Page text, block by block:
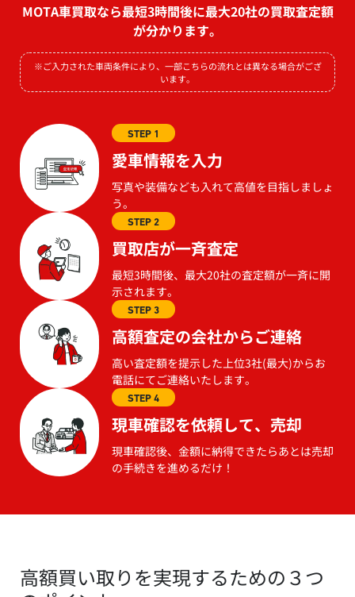
MOTA車買取なら最短3時間後に最大20社の買取査定額
が分かります。
※ご入力された車両条件により、一部こちらの流れとは異なる場合がござ
います。
STEP 1
愛車情報を入力
写真や装備なども入れて高値を目指しましょ
う。
STEP 2
買取店が一斉査定
最短3時間後、最大20社の査定額が一斉に開
示されます。
STEP 3
高額査定の会社からご連絡
高い査定額を提示した上位3社(最大)からお
電話にてご連絡いたします。
STEP 4
現車確認を依頼して、売却
現車確認後、金額に納得できたらあとは売却
の手続きを進めるだけ！
高額買い取りを実現するための３つ